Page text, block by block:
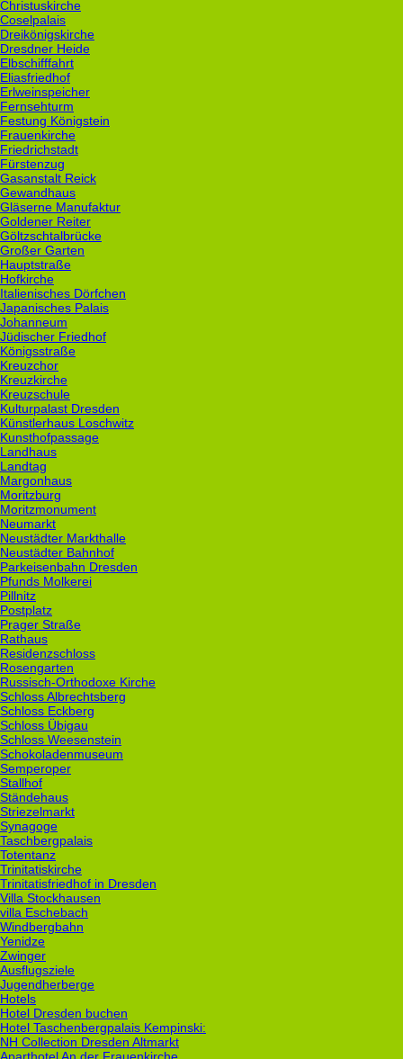
Christuskirche
Coselpalais
Dreikönigskirche
Dresdner Heide
Elbschifffahrt
Eliasfriedhof
Erlweinspeicher
Fernsehturm
Festung Königstein
Frauenkirche
Friedrichstadt
Fürstenzug
Gasanstalt Reick
Gewandhaus
Gläserne Manufaktur
Goldener Reiter
Göltzschtalbrücke
Großer Garten
Hauptstraße
Hofkirche
Italienisches Dörfchen
Japanisches Palais
Johanneum
Jüdischer Friedhof
Königsstraße
Kreuzchor
Kreuzkirche
Kreuzschule
Kulturpalast Dresden
Künstlerhaus Loschwitz
Kunsthofpassage
Landhaus
Landtag
Margonhaus
Moritzburg
Moritzmonument
Neumarkt
Neustädter Markthalle
Neustädter Bahnhof
Parkeisenbahn Dresden
Pfunds Molkerei
Pillnitz
Postplatz
Prager Straße
Rathaus
Residenzschloss
Rosengarten
Russisch-Orthodoxe Kirche
Schloss Albrechtsberg
Schloss Eckberg
Schloss Übigau
Schloss Weesenstein
Schokoladenmuseum
Semperoper
Stallhof
Ständehaus
Striezelmarkt
Synagoge
Taschbergpalais
Totentanz
Trinitatiskirche
Trinitatisfriedhof in Dresden
Villa Stockhausen
villa Eschebach
Windbergbahn
Yenidze
Zwinger
Ausflugsziele
Jugendherberge
Hotels
Hotel Dresden buchen
Hotel Taschenbergpalais Kempinski:
NH Collection Dresden Altmarkt